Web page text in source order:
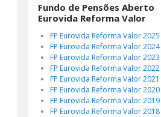
Fundo de Pensões Aberto
Eurovida Reforma Valor
FP Eurovida Reforma Valor 2025
FP Eurovida Reforma Valor 2024
FP Eurovida Reforma Valor 2023
FP Eurovida Reforma Valor 2022
FP Eurovida Reforma Valor 2021
FP Eurovida Reforma Valor 2020
FP Eurovida Reforma Valor 2019
FP Eurovida Reforma Valor 2018